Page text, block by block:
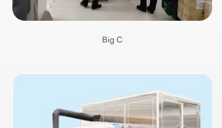
Big C